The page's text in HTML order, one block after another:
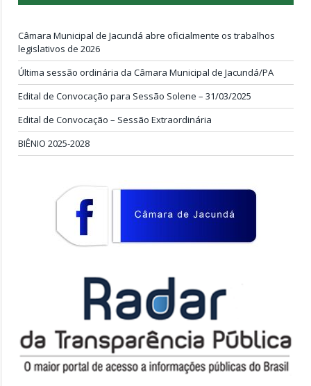
Câmara Municipal de Jacundá abre oficialmente os trabalhos
legislativos de 2026
Última sessão ordinária da Câmara Municipal de Jacundá/PA
Edital de Convocação para Sessão Solene – 31/03/2025
Edital de Convocação – Sessão Extraordinária
BIÊNIO 2025-2028